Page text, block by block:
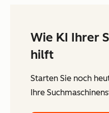
Wie KI Ihrer
hilft
Starten Sie noch
Ihre